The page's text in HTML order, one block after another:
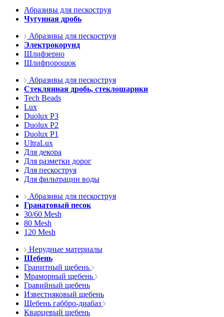
Абразивы для пескоструя
Чугунная дробь
Абразивы для пескоструя
Электрокорунд
Шлифзерно
Шлифпорошок
Абразивы для пескоструя
Стеклянная дробь, стеклошарики
Tech Beads
Lux
Duolux P3
Duolux P2
Duolux P1
UltraLux
Для декора
Для разметки дорог
Для пескоструя
Для фильтрации воды
Абразивы для пескоструя
Гранатовый песок
30/60 Mesh
80 Mesh
120 Mesh
Нерудные материалы
Щебень
Гранитный щебень
Мраморный щебень
Гравийный щебень
Известняковый щебень
Щебень габбро-диабаз
Кварцевый щебень